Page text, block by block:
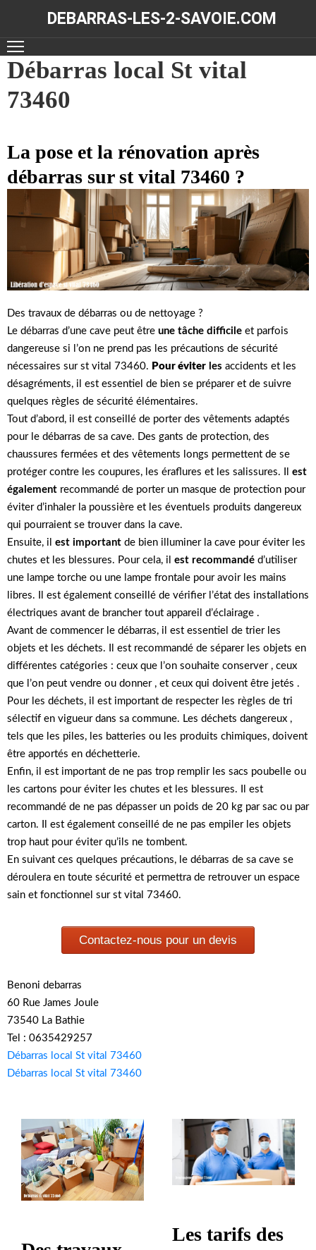
DEBARRAS-LES-2-SAVOIE.COM
ACCUEIL
DÉBARRAS
CONTACT
Débarras local St vital
73460
La pose et la rénovation après
débarras sur st vital 73460 ?
Des travaux de débarras ou de nettoyage ?
Le débarras d’une cave peut être une tâche difficile et parfois
dangereuse si l’on ne prend pas les précautions de sécurité
nécessaires sur st vital 73460. Pour éviter les accidents et les
désagréments, il est essentiel de bien se préparer et de suivre
quelques règles de sécurité élémentaires.
Tout d’abord, il est conseillé de porter des vêtements adaptés
pour le débarras de sa cave. Des gants de protection, des
chaussures fermées et des vêtements longs permettent de se
protéger contre les coupures, les éraflures et les salissures. Il est
également recommandé de porter un masque de protection pour
éviter d’inhaler la poussière et les éventuels produits dangereux
qui pourraient se trouver dans la cave.
Ensuite, il est important de bien illuminer la cave pour éviter les
chutes et les blessures. Pour cela, il est recommandé d’utiliser
une lampe torche ou une lampe frontale pour avoir les mains
libres. Il est également conseillé de vérifier l’état des installations
électriques avant de brancher tout appareil d’éclairage .
Avant de commencer le débarras, il est essentiel de trier les
objets et les déchets. Il est recommandé de séparer les objets en
différentes catégories : ceux que l’on souhaite conserver , ceux
que l’on peut vendre ou donner , et ceux qui doivent être jetés .
Pour les déchets, il est important de respecter les règles de tri
sélectif en vigueur dans sa commune. Les déchets dangereux ,
tels que les piles, les batteries ou les produits chimiques, doivent
être apportés en déchetterie.
Enfin, il est important de ne pas trop remplir les sacs poubelle ou
les cartons pour éviter les chutes et les blessures. Il est
recommandé de ne pas dépasser un poids de 20 kg par sac ou par
carton. Il est également conseillé de ne pas empiler les objets
trop haut pour éviter qu’ils ne tombent.
En suivant ces quelques précautions, le débarras de sa cave se
déroulera en toute sécurité et permettra de retrouver un espace
sain et fonctionnel sur st vital 73460.
Contactez-nous pour un devis
Benoni debarras
60 Rue James Joule
73540 La Bathie
Tel : 0635429257
Débarras local St vital 73460
Débarras local St vital 73460
Les tarifs des